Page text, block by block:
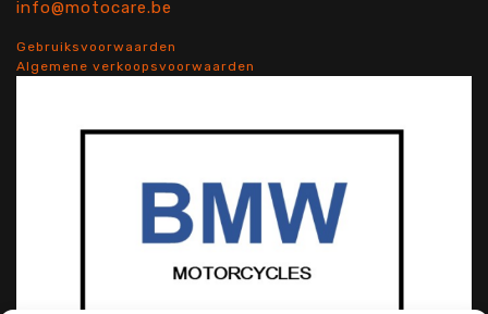
info@motocare.be
Gebruiksvoorwaarden
Algemene verkoopsvoorwaarden